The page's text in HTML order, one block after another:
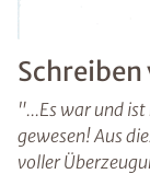
Schreiben
"...Es war und
gewesen! Aus
voller